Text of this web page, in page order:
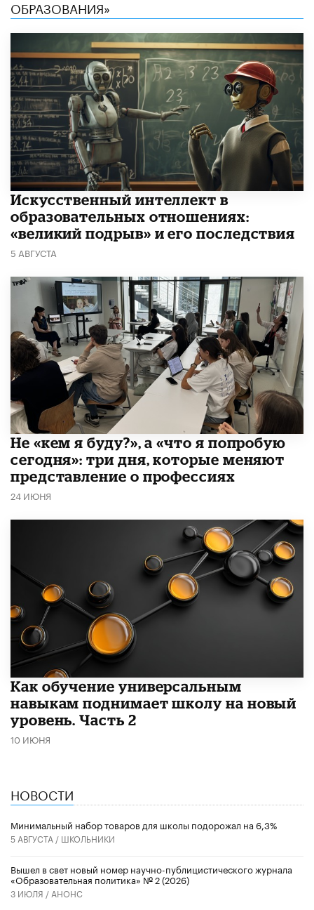
ОБРАЗОВАНИЯ»
​Искусственный интеллект в
образовательных отношениях:
«великий подрыв» и его последствия
5 АВГУСТА
Не «кем я буду?», а «что я попробую
сегодня»: три дня, которые меняют
представление о профессиях
24 ИЮНЯ
​Как обучение универсальным
навыкам поднимает школу на новый
уровень. Часть 2
10 ИЮНЯ
НОВОСТИ
Минимальный набор товаров для школы подорожал на 6,3%
5 АВГУСТА / ШКОЛЬНИКИ
Вышел в свет новый номер научно-публицистического журнала
«Образовательная политика» № 2 (2026)
3 ИЮЛЯ / АНОНС